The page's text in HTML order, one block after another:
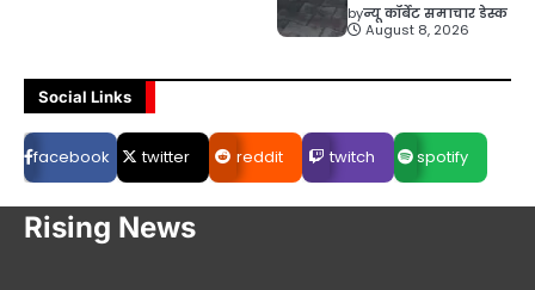
byन्यू कॉर्बेट समाचार डेस्क
August 8, 2026
Social Links
facebook twitter reddit twitch spotify
Rising News